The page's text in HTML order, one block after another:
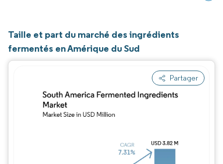
Taille et part du marché des ingrédients
fermentés en Amérique du Sud
Partager